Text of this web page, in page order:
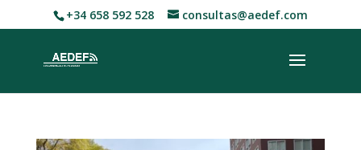
+34 658 592 528 consultas@aedef.com